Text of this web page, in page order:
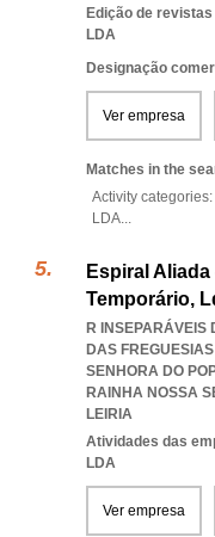
Edição de
LDA
Designação
Ver empresa
Matches in the
Activity categories:
LDA...
Espiral
Temporário,
R INSEPARÁVEIS
DAS
SENHORA DO
RAINHA NOSSA
LEIRIA
Atividades das
LDA
Ver empresa